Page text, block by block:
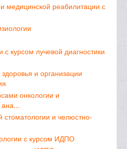
медицинской реабилитации с
курсом лучевой диагностики
и организации
онкологии и
ана...
стоматологии и челюстно-
с курсом ИДПО